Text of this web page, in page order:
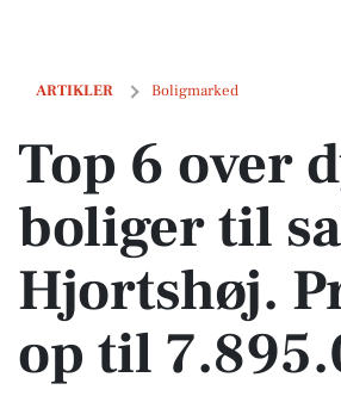
ARTIKLER Boligmarked
Top 6 over dyreste boliger til salg i
Top 6 over
boliger til
Hjortshøj.
op til